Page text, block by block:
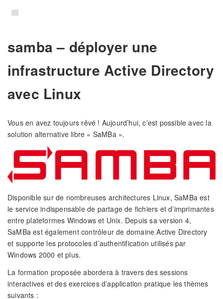
samba – déployer une
infrastructure Active Directory
avec Linux
Vous en avez toujours rêvé ! Aujourd’hui, c’est possible avec la
solution alternative libre « SaMBa ».
Disponible sur de nombreuses architectures Linux, SaMBa est
le service indispensable de partage de fichiers et d’imprimantes
entre plateformes Windows et Unix. Depuis sa version 4,
SaMBa est également contrôleur de domaine Active Directory
et supporte les protocoles d’authentification utilisés par
Windows 2000 et plus.
La formation proposée abordera à travers des sessions
interactives et des exercices d’application pratique les thèmes
suivants :